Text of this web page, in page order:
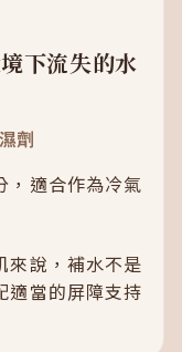
下流失的水
劑
，適合作為冷氣
來說，補水不是
適當的屏障支持